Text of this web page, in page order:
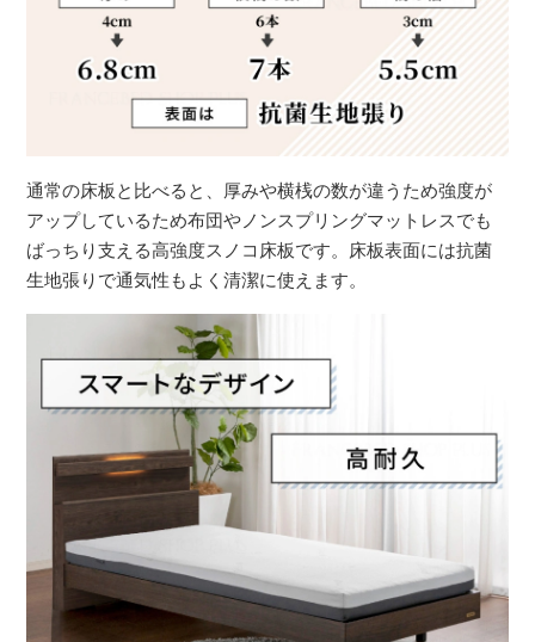
通常の床板と比べると、厚みや横桟の数が違うため強度が
アップしているため布団やノンスプリングマットレスでも
ばっちり支える高強度スノコ床板です。床板表面には抗菌
生地張りで通気性もよく清潔に使えます。